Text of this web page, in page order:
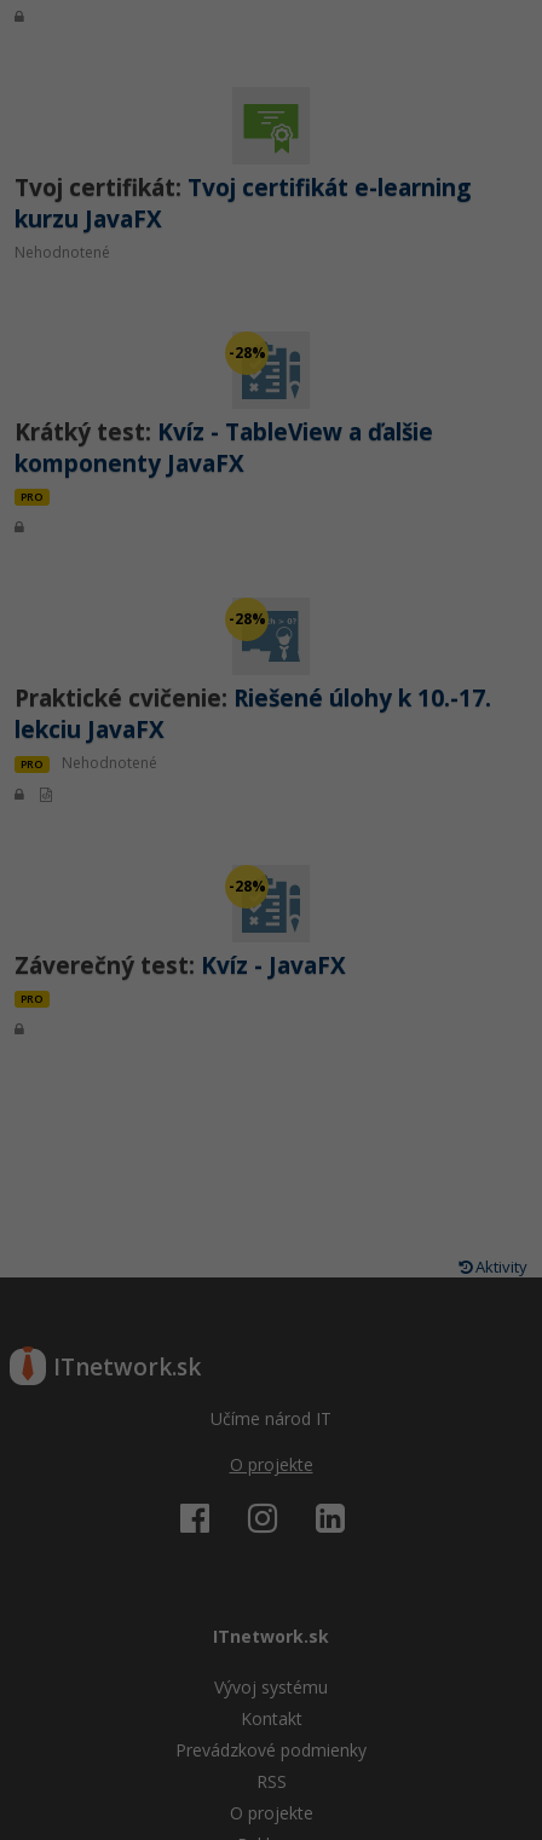
Tvoj certifikát: Tvoj certifikát e-learning
kurzu JavaFX
Nehodnotené
-28%
Krátký test: Kvíz - TableView a ďalšie
komponenty JavaFX
PRO
-28%
Praktické cvičenie: Riešené úlohy k 10.-17.
lekciu JavaFX
PRO Nehodnotené
-28%
Záverečný test: Kvíz - JavaFX
PRO
Aktivity
ITnetwork.sk
Učíme národ IT
O projekte
ITnetwork.sk
Vývoj systému
Kontakt
Prevádzkové podmienky
RSS
O projekte